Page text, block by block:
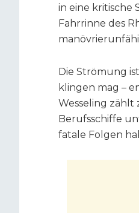
in eine kritische
Fahrrinne des
Die Strömung
klingen mag –
Wesseling zählt
Berufsschiffe
fatale Folgen